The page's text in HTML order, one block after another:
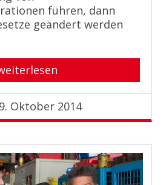
führen, dann
geändert werden
Oktober 2014